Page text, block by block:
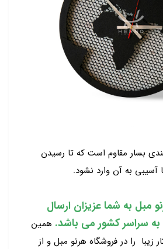
بسار مقاوم است که تا رسیدن
به آن وارد نشود.
مبل به شما عزیزان ارسال
سراسر کشور می باشد. همین
زیبا را در فروشگاه هرنو مبل و از